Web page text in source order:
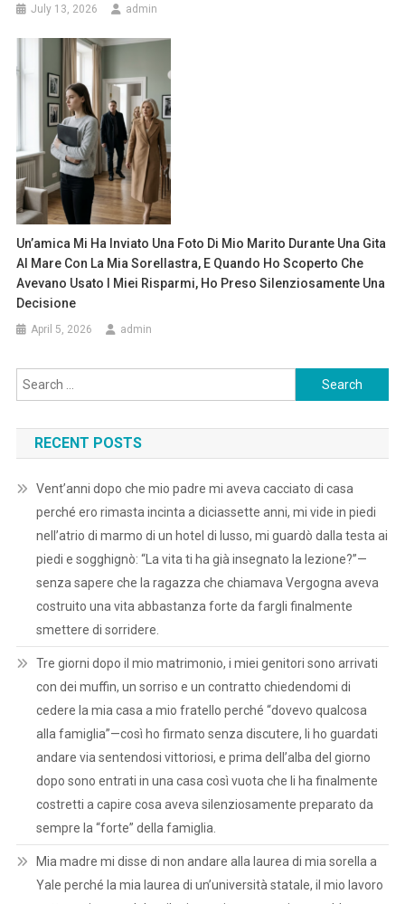
July 13, 2026 admin
Un’amica Mi Ha Inviato Una Foto Di Mio Marito Durante Una Gita
Al Mare Con La Mia Sorellastra, E Quando Ho Scoperto Che
Avevano Usato I Miei Risparmi, Ho Preso Silenziosamente Una
Decisione
April 5, 2026 admin
Search
for:
RECENT POSTS
Vent’anni dopo che mio padre mi aveva cacciato di casa
perché ero rimasta incinta a diciassette anni, mi vide in piedi
nell’atrio di marmo di un hotel di lusso, mi guardò dalla testa ai
piedi e sogghignò: “La vita ti ha già insegnato la lezione?”—
senza sapere che la ragazza che chiamava Vergogna aveva
costruito una vita abbastanza forte da fargli finalmente
smettere di sorridere.
Tre giorni dopo il mio matrimonio, i miei genitori sono arrivati
con dei muffin, un sorriso e un contratto chiedendomi di
cedere la mia casa a mio fratello perché “dovevo qualcosa
alla famiglia”—così ho firmato senza discutere, li ho guardati
andare via sentendosi vittoriosi, e prima dell’alba del giorno
dopo sono entrati in una casa così vuota che li ha finalmente
costretti a capire cosa aveva silenziosamente preparato da
sempre la “forte” della famiglia.
Mia madre mi disse di non andare alla laurea di mia sorella a
Yale perché la mia laurea di un’università statale, il mio lavoro